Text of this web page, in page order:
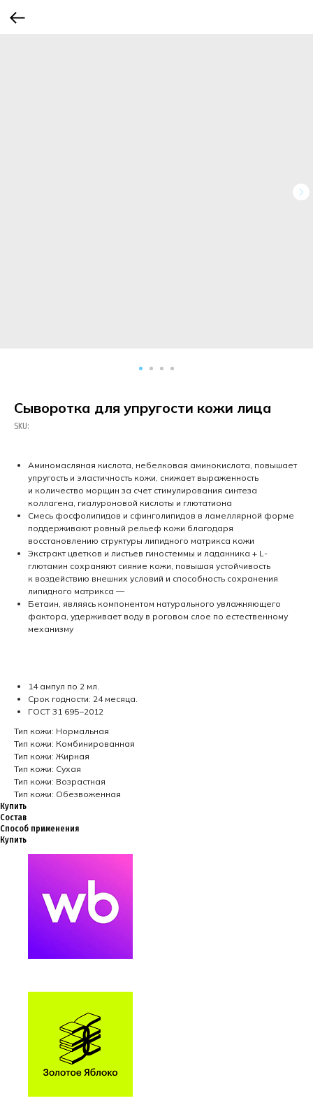
Сыворотка для упругости кожи лица
SKU:
Аминомасляная кислота, небелковая аминокислота, повышает
упругость и эластичность кожи, снижает выраженность
и количество морщин за счет стимулирования синтеза
коллагена, гиалуроновой кислоты и глютатиона
Смесь фосфолипидов и сфинголипидов в ламеллярной форме
поддерживают ровный рельеф кожи благодаря
восстановлению структуры липидного матрикса кожи
Экстракт цветков и листьев гиностеммы и ладанника + L-
глютамин сохраняют сияние кожи, повышая устойчивость
к воздействию внешних условий и способность сохранения
липидного матрикса —
Бетаин, являясь компонентом натурального увлажняющего
фактора, удерживает воду в роговом слое по естественному
механизму
14 ампул по 2 мл.
Срок годности: 24 месяца.
ГОСТ 31 695−2012
Тип кожи: Нормальная
Тип кожи: Комбинированная
Тип кожи: Жирная
Тип кожи: Сухая
Тип кожи: Возрастная
Тип кожи: Обезвоженная
Купить
Состав
Способ применения
Купить